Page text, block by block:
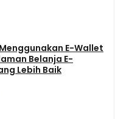
E-Wallet
Belanja E-
Lebih Baik